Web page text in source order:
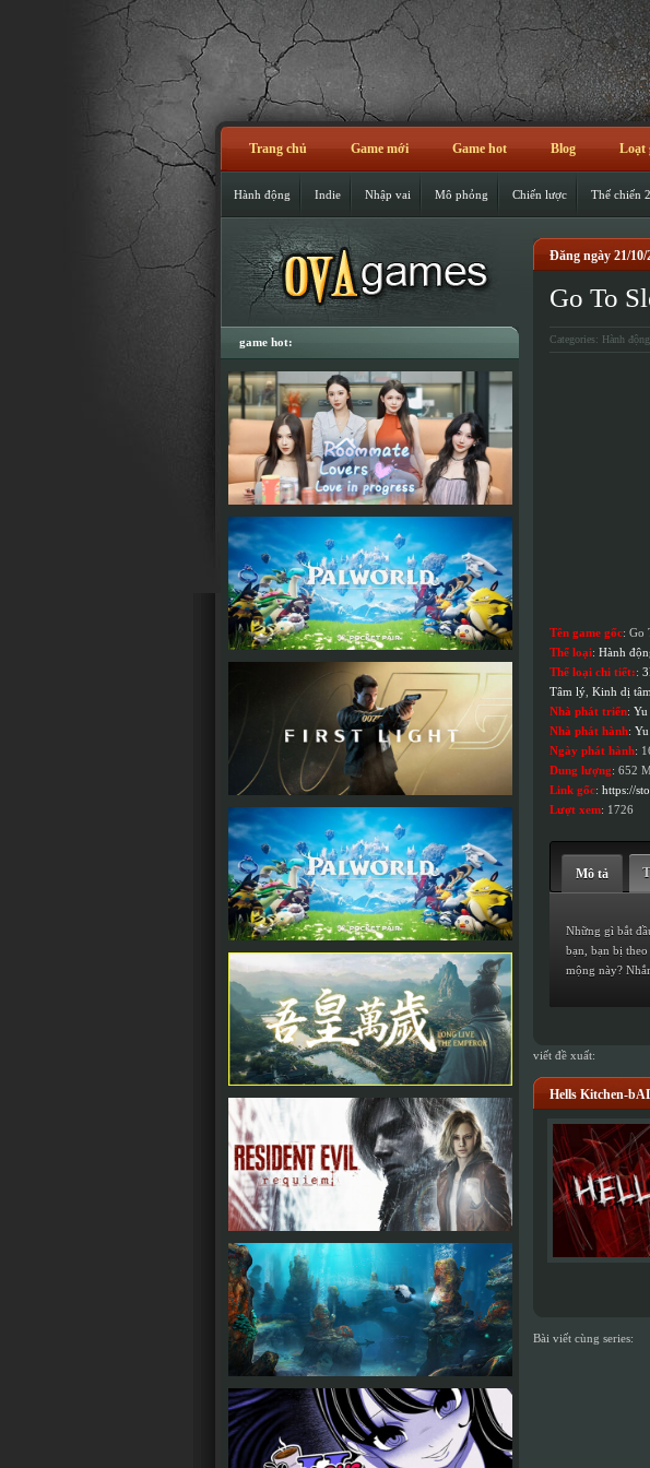
Trang chủ Game mới Game hot Blog Loạt
Hành động Indie Nhập vai Mô phỏng Chiến lược Thế chiến 2
Đăng ngày 21/10/
Go To
Categories: Hành động
Tên game gốc: Go
Thể loại: Hành
Thể loại chi tiết::
Tâm lý Kinh dị
Nhà phát triển: Yu
Nhà phát hành:
Ngày phát hành:
Dung lượng: 652
Link gốc: https://
Lượt xem: 1726
Mô tả
Những gì bắt
bạn, bạn bị
mộng này?
viết đề xuất:
Hells Kitchen-
Bài viết cùng series:
game hot: